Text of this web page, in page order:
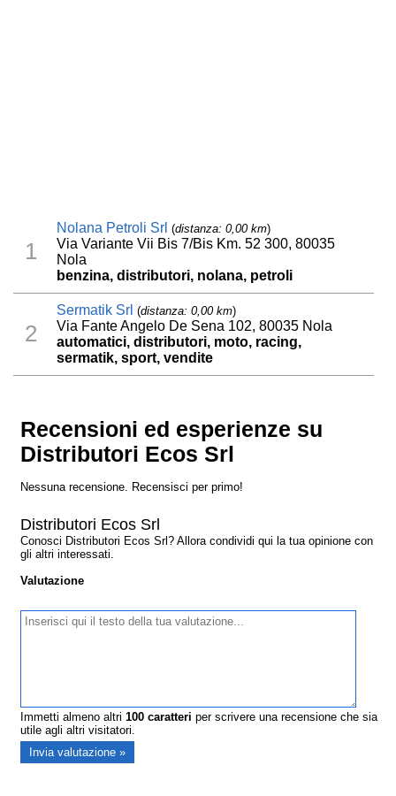
1
Nolana Petroli Srl (distanza: 0,00 km)
Via Variante Vii Bis 7/Bis Km. 52 300, 80035
Nola
benzina, distributori, nolana, petroli
2
Sermatik Srl (distanza: 0,00 km)
Via Fante Angelo De Sena 102, 80035 Nola
automatici, distributori, moto, racing,
sermatik, sport, vendite
Recensioni ed esperienze su
Distributori Ecos Srl
Nessuna recensione. Recensisci per primo!
Distributori Ecos Srl
Conosci Distributori Ecos Srl? Allora condividi qui la tua opinione con
gli altri interessati.
Valutazione
Immetti almeno altri100 caratteri per scrivere una recensione che sia
utile agli altri visitatori.